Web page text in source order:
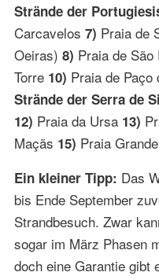
Strände der
Carcavelos 7) Praia de
Oeiras) 8) Praia de
Torre 10) Praia de Paço
Strände der Serra de
12) Praia da Ursa 13)
Maçãs 15) Praia Grande
Ein kleiner Tipp: Das
bis Ende September
Strandbesuch. Zwar
sogar im März Phasen
doch eine Garantie gibt